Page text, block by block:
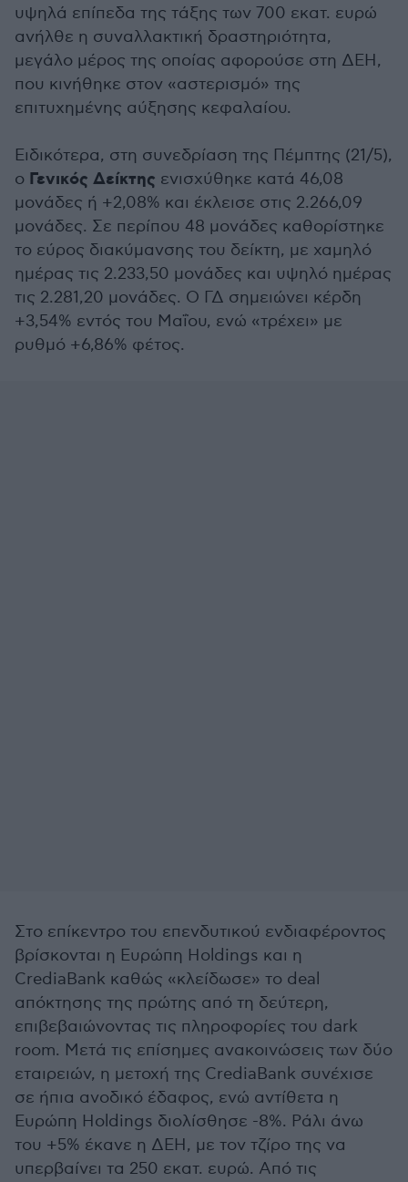
υψηλά επίπεδα της τάξης των 700 εκατ. ευρώ
ανήλθε η συναλλακτική δραστηριότητα,
μεγάλο μέρος της οποίας αφορούσε στη ΔΕΗ,
που κινήθηκε στον «αστερισμό» της
επιτυχημένης αύξησης κεφαλαίου.
Ειδικότερα, στη συνεδρίαση της Πέμπτης (21/5),
ο Γενικός Δείκτης ενισχύθηκε κατά 46,08
μονάδες ή +2,08% και έκλεισε στις 2.266,09
μονάδες. Σε περίπου 48 μονάδες καθορίστηκε
το εύρος διακύμανσης του δείκτη, με χαμηλό
ημέρας τις 2.233,50 μονάδες και υψηλό ημέρας
τις 2.281,20 μονάδες. Ο ΓΔ σημειώνει κέρδη
+3,54% εντός του Μαΐου, ενώ «τρέχει» με
ρυθμό +6,86% φέτος.
Στο επίκεντρο του επενδυτικού ενδιαφέροντος
βρίσκονται η Ευρώπη Holdings και η
CrediaBank καθώς «κλείδωσε» το deal
απόκτησης της πρώτης από τη δεύτερη,
επιβεβαιώνοντας τις πληροφορίες του dark
room. Μετά τις επίσημες ανακοινώσεις των δύο
εταιρειών, η μετοχή της CrediaBank συνέχισε
σε ήπια ανοδικό έδαφος, ενώ αντίθετα η
Ευρώπη Holdings διολίσθησε -8%. Ράλι άνω
του +5% έκανε η ΔΕΗ, με τον τζίρο της να
υπερβαίνει τα 250 εκατ. ευρώ. Από τις